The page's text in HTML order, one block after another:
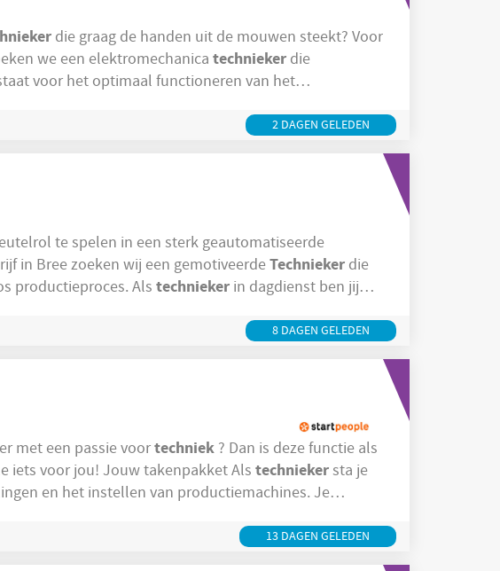
die graag de handen uit de mouwen steekt? Voor
we een elektromechanica techniekerdie
voor het optimaal functioneren van het
ben je2 DAGEN GELEDEN
Voor een bedrijf in Bree zoeken wij een gemotiveerdeTechniekerdie
wil meebouwen aan een vlekkeloos productieproces. Als techniekerin dagdienst ben jij
met probleemoplossend denkvermogen en zorgt
8 DAGEN GELEDEN
met een passie voortechniek? Dan is deze functie als
bij onze klant in Kaulille iets voor jou! Jouw takenpakket Als techniekersta je
en het instellen van productiemachines. Je
mechanisch, pneumatisch als
13 DAGEN GELEDEN